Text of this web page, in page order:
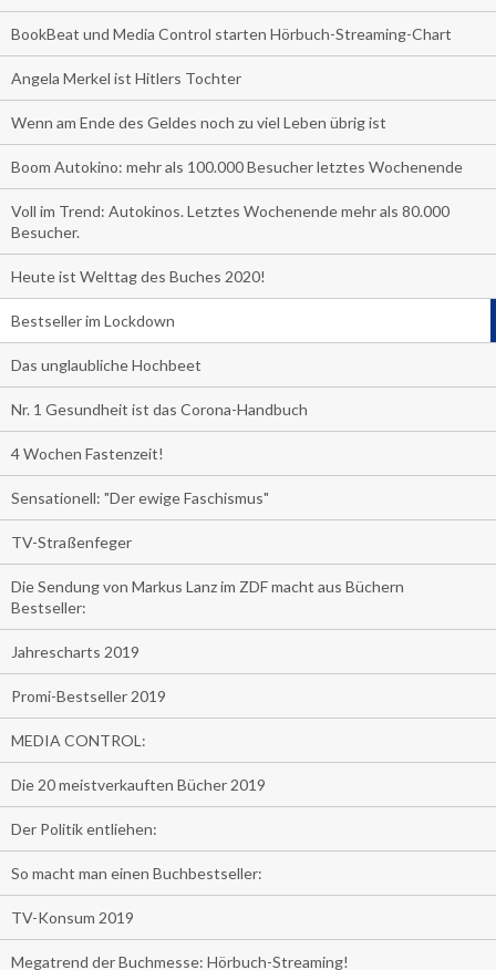
BookBeat und Media Control starten Hörbuch-Streaming-Chart
Angela Merkel ist Hitlers Tochter
Wenn am Ende des Geldes noch zu viel Leben übrig ist
Boom Autokino: mehr als 100.000 Besucher letztes Wochenende
Voll im Trend: Autokinos. Letztes Wochenende mehr als 80.000
Besucher.
Heute ist Welttag des Buches 2020!
Bestseller im Lockdown
Das unglaubliche Hochbeet
Nr. 1 Gesundheit ist das Corona-Handbuch
4 Wochen Fastenzeit!
Sensationell: "Der ewige Faschismus"
TV-Straßenfeger
Die Sendung von Markus Lanz im ZDF macht aus Büchern
Bestseller:
Jahrescharts 2019
Promi-Bestseller 2019
MEDIA CONTROL:
Die 20 meistverkauften Bücher 2019
Der Politik entliehen:
So macht man einen Buchbestseller:
TV-Konsum 2019
Megatrend der Buchmesse: Hörbuch-Streaming!